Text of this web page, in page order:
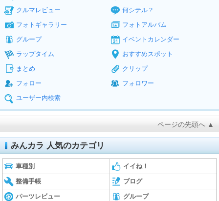
クルマレビュー
何シテル？
フォトギャラリー
フォトアルバム
グループ
イベントカレンダー
ラップタイム
おすすめスポット
まとめ
クリップ
フォロー
フォロワー
ユーザー内検索
ページの先頭へ ▲
みんカラ 人気のカテゴリ
車種別 イイね！
整備手帳 ブログ
パーツレビュー グループ